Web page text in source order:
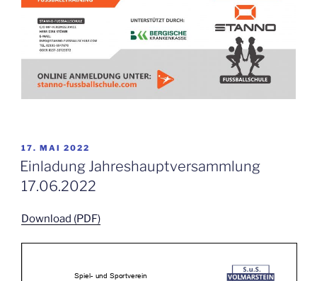
VERÖFFENTLICHT
AM
17. MAI 2022
Einladung Jahreshauptversammlung
17.06.2022
Download (PDF)